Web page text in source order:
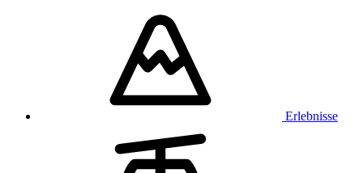
Erlebnisse